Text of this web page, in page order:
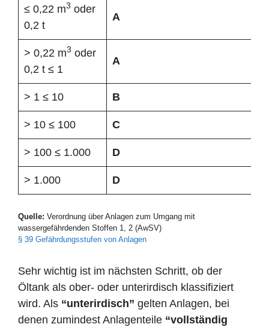
≤ 0,22 m3 oder
0,2 t
A
> 0,22 m3 oder
0,2 t ≤ 1
A
> 1 ≤ 10 B
> 10 ≤ 100 C
> 100 ≤ 1.000 D
> 1.000 D
Quelle: Verordnung über Anlagen zum Umgang mit
wassergefährdenden Stoffen 1, 2 (AwSV)
§ 39 Gefährdungsstufen von Anlagen
Sehr wichtig ist im nächsten Schritt, ob der
Öltank als ober- oder unterirdisch klassifiziert
wird. Als “unterirdisch” gelten Anlagen, bei
denen zumindest Anlagenteile “vollständig